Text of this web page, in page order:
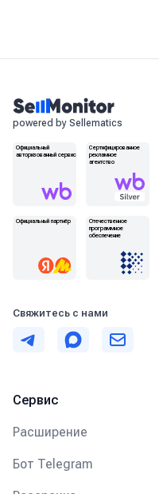
powered by Sellematics
Официальный
авторизованный сервис
Сертифицированное
рекламное
агентство
Официальный партнёр
Отечественное
программное
обеспечение
Свяжитесь с нами
TelegramMAX Email
Сервис
Расширение
Бот Telegram